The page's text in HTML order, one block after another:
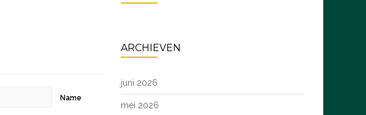
Name
ARCHIEVEN
juni 2026
mei 2026